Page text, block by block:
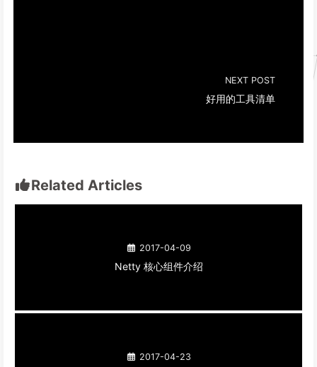
NEXT POST
好用的工具清单
Related Articles
2017-04-09
Netty 核心组件介绍
2017-04-23